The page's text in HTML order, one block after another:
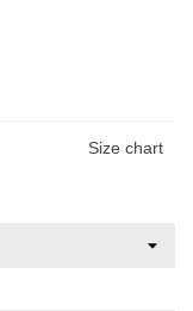
Size chart